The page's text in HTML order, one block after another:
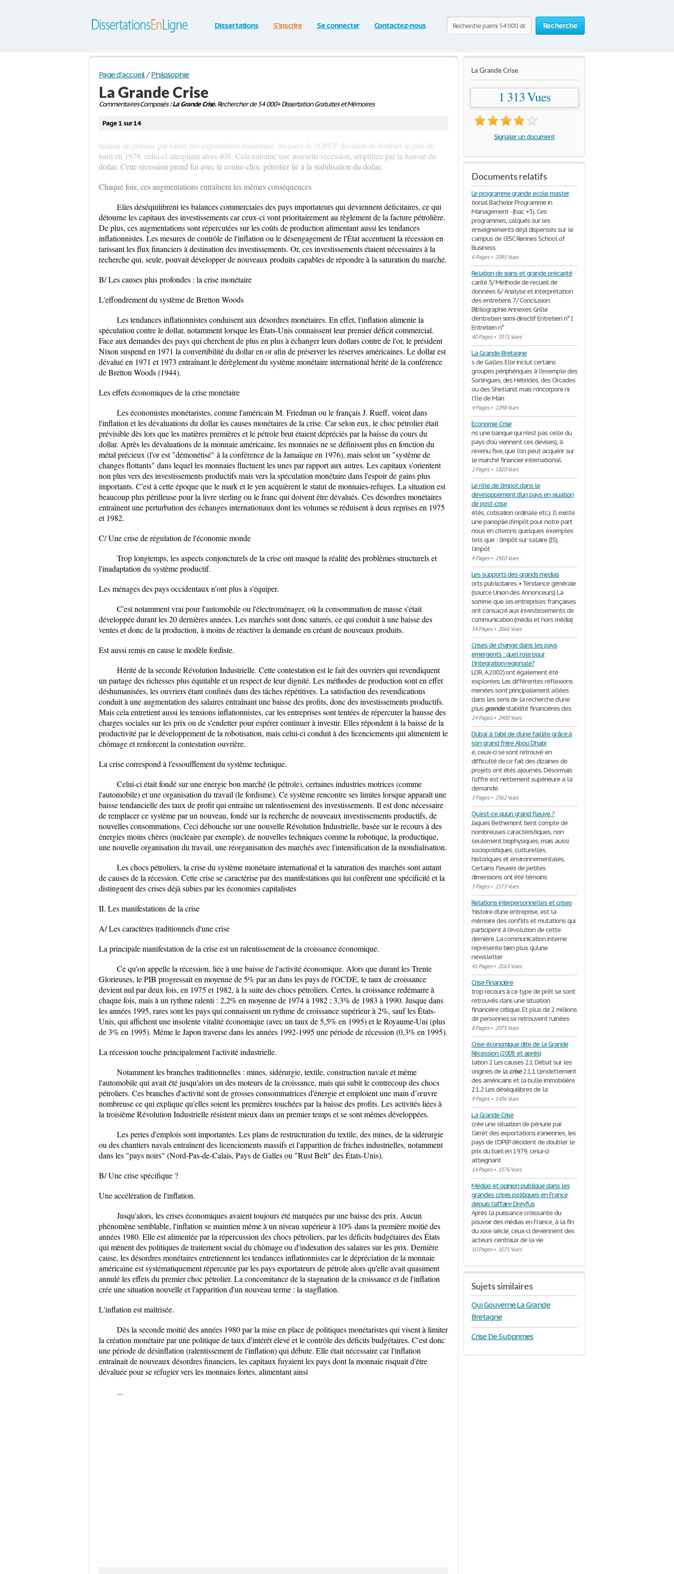
Recherche
Dissertations S'inscrire Se connecter Contactez-nous
Page d'accueil / Philosophie
La Grande Crise
Commentaires Composés: La Grande Crise.Rechercher de 54 000+ Dissertation Gratuites et Mémoires
Page 1 sur 14
tuation de pénurie par l'arrêt des exportations iraniennes, les pays de l'OPEP décident de doubler le prix du
baril en 1979, celui-ci atteignant alors 40$. Cela entraîne une nouvelle récession, amplifiée par la hausse du
dollar. Cette récession prend fin avec le contre-choc pétrolier lié à la stabilisation du dollar.
Chaque fois, ces augmentations entraînent les mêmes conséquences
Elles déséquilibrent les balances commerciales des pays importateurs qui deviennent déficitaires, ce qui
détourne les capitaux des investissements car ceux-ci vont prioritairement au règlement de la facture pétrolière.
De plus, ces augmentations sont répercutées sur les coûts de production alimentant aussi les tendances
inflationnistes. Les mesures de contrôle de l'inflation ou le désengagement de l'État accentuent la récession en
tarissant les flux financiers à destination des investissements. Or, ces investissements étaient nécessaires à la
recherche qui, seule, pouvait développer de nouveaux produits capables de répondre à la saturation du marché.
B/ Les causes plus profondes : la crise monétaire
L'effondrement du système de Bretton Woods
Les tendances inflationnistes conduisent aux désordres monétaires. En effet, l'inflation alimente la
spéculation contre le dollar, notamment lorsque les États-Unis connaissent leur premier déficit commercial.
Face aux demandes des pays qui cherchent de plus en plus à échanger leurs dollars contre de l'or, le président
Nixon suspend en 1971 la convertibilité du dollar en or afin de préserver les réserves américaines. Le dollar est
dévalué en 1971 et 1973 entraînant le dérèglement du système monétaire international hérité de la conférence
de Bretton Woods (1944).
Les effets économiques de la crise monétaire
Les économistes monétaristes, comme l'américain M. Friedman ou le français J. Rueff, voient dans
l'inflation et les dévaluations du dollar les causes monétaires de la crise. Car selon eux, le choc pétrolier était
prévisible dès lors que les matières premières et le pétrole brut étaient dépréciés par la baisse du cours du
dollar. Après les dévaluations de la monnaie américaine, les monnaies ne se définissent plus en fonction du
métal précieux (l'or est "démonétisé" à la conférence de la Jamaïque en 1976), mais selon un "système de
changes flottants" dans lequel les monnaies fluctuent les unes par rapport aux autres. Les capitaux s'orientent
non plus vers des investissements productifs mais vers la spéculation monétaire dans l'espoir de gains plus
importants. C'est à cette époque que le mark et le yen acquièrent le statut de monnaies-refuges. La situation est
beaucoup plus périlleuse pour la livre sterling ou le franc qui doivent être dévalués. Ces désordres monétaires
entraînent une perturbation des échanges internationaux dont les volumes se réduisent à deux reprises en 1975
et 1982.
C/ Une crise de régulation de l'économie monde
Trop longtemps, les aspects conjoncturels de la crise ont masqué la réalité des problèmes structurels et
l'inadaptation du système productif.
Les ménages des pays occidentaux n'ont plus à s'équiper.
C'est notamment vrai pour l'automobile ou l'électroménager, où la consommation de masse s'était
développée durant les 20 dernières années. Les marchés sont donc saturés, ce qui conduit à une baisse des
ventes et donc de la production, à moins de réactiver la demande en créant de nouveaux produits.
Est aussi remis en cause le modèle fordiste.
Hérité de la seconde Révolution Industrielle. Cette contestation est le fait des ouvriers qui revendiquent
un partage des richesses plus équitable et un respect de leur dignité. Les méthodes de production sont en effet
déshumanisées, les ouvriers étant confinés dans des tâches répétitives. La satisfaction des revendications
conduit à une augmentation des salaires entraînant une baisse des profits, donc des investissements productifs.
Mais cela entretient aussi les tensions inflationnistes, car les entreprises sont tentées de répercuter la hausse des
charges sociales sur les prix ou de s'endetter pour espérer continuer à investir. Elles répondent à la baisse de la
productivité par le développement de la robotisation, mais celui-ci conduit à des licenciements qui alimentent le
chômage et renforcent la contestation ouvrière.
La crise correspond à l'essoufflement du système technique.
Celui-ci était fondé sur une énergie bon marché (le pétrole), certaines industries motrices (comme
l'automobile) et une organisation du travail (le fordisme). Ce système rencontre ses limites lorsque apparaît une
baisse tendancielle des taux de profit qui entraîne un ralentissement des investissements. Il est donc nécessaire
de remplacer ce système par un nouveau, fondé sur la recherche de nouveaux investissements productifs, de
nouvelles consommations. Ceci débouche sur une nouvelle Révolution Industrielle, basée sur le recours à des
énergies moins chères (nucléaire par exemple), de nouvelles techniques comme la robotique, la productique,
une nouvelle organisation du travail, une réorganisation des marchés avec l'intensification de la mondialisation.
Les chocs pétroliers, la crise du système monétaire international et la saturation des marchés sont autant
de causes de la récession. Cette crise se caractérise par des manifestations qui lui confèrent une spécificité et la
distinguent des crises déjà subies par les économies capitalistes
II. Les manifestations de la crise
A/ Les caractères traditionnels d'une crise
La principale manifestation de la crise est un ralentissement de la croissance économique.
Ce qu'on appelle la récession, liée à une baisse de l'activité économique. Alors que durant les Trente
Glorieuses, le PIB progressait en moyenne de 5% par an dans les pays de l'OCDE, le taux de croissance
devient nul par deux fois, en 1975 et 1982, à la suite des chocs pétroliers. Certes, la croissance redémarre à
chaque fois, mais à un rythme ralenti : 2,2% en moyenne de 1974 à 1982 ; 3,3% de 1983 à 1990. Jusque dans
les années 1995, rares sont les pays qui connaissent un rythme de croissance supérieur à 2%, sauf les États-
Unis, qui affichent une insolente vitalité économique (avec un taux de 5,5% en 1995) et le Royaume-Uni (plus
de 3% en 1995). Même le Japon traverse dans les années 1992-1995 une période de récession (0,3% en 1995).
La récession touche principalement l'activité industrielle.
Notamment les branches traditionnelles : mines, sidérurgie, textile, construction navale et même
l'automobile qui avait été jusqu'alors un des moteurs de la croissance, mais qui subit le contrecoup des chocs
pétroliers. Ces branches d'activité sont de grosses consommatrices d'énergie et emploient une main d’œuvre
nombreuse ce qui explique qu'elles soient les premières touchées par la baisse des profits. Les activités liées à
la troisième Révolution Industrielle résistent mieux dans un premier temps et se sont mêmes développées.
Les pertes d'emplois sont importantes. Les plans de restructuration du textile, des mines, de la sidérurgie
ou des chantiers navals entraînent des licenciements massifs et l'apparition de friches industrielles, notamment
dans les "pays noirs" (Nord-Pas-de-Calais, Pays de Galles ou "Rust Belt" des États-Unis).
B/ Une crise spécifique ?
Une accélération de l'inflation.
Jusqu'alors, les crises économiques avaient toujours été marquées par une baisse des prix. Aucun
phénomène semblable, l'inflation se maintien même à un niveau supérieur à 10% dans la première moitié des
années 1980. Elle est alimentée par la répercussion des chocs pétroliers, par les déficits budgétaires des États
qui mènent des politiques de traitement social du chômage ou d'indexation des salaires sur les prix. Dernière
cause, les désordres monétaires entretiennent les tendances inflationnistes car le dépréciation de la monnaie
américaine est systématiquement répercutée par les pays exportateurs de pétrole alors qu'elle avait quasiment
annulé les effets du premier choc pétrolier. La concomitance de la stagnation de la croissance et de l'inflation
crée une situation nouvelle et l'apparition d'un nouveau terme : la stagflation.
L'inflation est maîtrisée.
Dès la seconde moitié des années 1980 par la mise en place de politiques monétaristes qui visent à limiter
la création monétaire par une politique de taux d'intérêt élevé et le contrôle des déficits budgétaires. C'est donc
une période de désinflation (ralentissement de l'inflation) qui débute. Elle était nécessaire car l'inflation
entraînait de nouveaux désordres financiers, les capitaux fuyaient les pays dont la monnaie risquait d'être
dévaluée pour se réfugier vers les monnaies fortes, alimentant ainsi
...
La Grande Crise
1 313 Vues
Signaler un document
Documents relatifs
Le programme grande ecole master
tional Bachelor Programme in
Management - (bac +3). Ces
programmes, calqués sur les
enseignements déjà dispensés sur le
campus de l’ESC Rennes School of
Business
6 Pages• 2095 Vues
Relation de soins et grande précarité
carité 5/ Méthode de recueil de
données 6/ Analyse et interprétation
des entretiens 7/ Conclusion
Bibliographie Annexes Grille
d'entretien semi-directif Entretien n° I
Entretien n°
40 Pages• 3371 Vues
La Grande-Bretagne
s de Galles. Elle inclut certains
groupes périphériques à l'exemple des
Sorlingues, des Hébrides, des Orcades
ou des Shetland, mais n'incorpore ni
l'île de Man
4 Pages• 2298 Vues
Economie Crise
ns une banque qui n'est pas celle du
pays d'où viennent ces devises), à
revenu fixe, que l'on peut acquérir sur
le marché financier international.
2 Pages• 1820 Vues
Le rôle de l'impot dans le
developpement d'un pays en siuation
de post-crise
étés, cotisation ordinale etc.). Il existe
une panoplie d’impôt pour notre part
nous en citerons quelques exemples
tels que : l’impôt sur salaire (IS),
l’impôt
4 Pages• 2910 Vues
Les supports des grands medias
orts publicitaires. ▪ Tendance générale
(source Union des Annonceurs) La
somme que les entreprises françaises
ont consacré aux investissements de
communication (média et hors média)
34 Pages• 2066 Vues
Crises de change dans les pays
emergents : quel role pour
l'integration regionale?
LOR, A.2002) ont également été
explorées. Les différentes réflexions
menées sont principalement allées
dans les sens de la recherche d’une
plus grandestabilité financières des
24 Pages• 2400 Vues
Dubaï à l'abri de d'une faillite grâce à
son grand frère Abou Dhabi
e, ceux-ci se sont retrouvé en
difficulté de ce fait des dizaines de
projets ont étés ajournés. Désormais
l’offre est nettement supérieure a la
demande.
3 Pages• 2562 Vues
Qu’est-ce qu’un grand fleuve ?
Jaques Bethemont tient compte de
nombreuses caractéristiques, non
seulement biophysiques, mais aussi
sociopolitiques, culturelles,
historiques et environnementales.
Certains fleuves de petites
dimensions ont été témoins
3 Pages• 2173 Vues
Relations interpersonnelles et crises
'histoire d'une entreprise, est la
mémoire des conflits et mutations qui
participent à l'évolution de cette
dernière. La communication interne
représente bien plus qu'une
newsletter
41 Pages• 2163 Vues
Crise Financière
trop recours à ce type de prêt se sont
retrouvés dans une situation
financière critique. Et plus de 2 millions
de personnes se retrouvent ruinées
8 Pages• 2075 Vues
Crise économique dite de la Grande
Récession (2008 et après)
lation 2 Les causes 2.1 Débat sur les
origines de la crise2.1.1 L'endettement
des américains et la bulle immobilière
2.1.2 Les déséquilibres de la
9 Pages• 1436 Vues
La Grande Crise
crée une situation de pénurie par
l'arrêt des exportations iraniennes, les
pays de l'OPEP décident de doubler le
prix du baril en 1979, celui-ci
atteignant
14 Pages• 1376 Vues
Médias et opinion publique dans les
grandes crises politiques en France
depuis l’affaire Dreyfus
Après la puissance croissante du
pouvoir des médias en France, à la fin
du xixe siècle, ceux-ci deviennent des
acteurs centraux de la vie
10 Pages• 1071 Vues
Sujets similaires
Qui Gouverne La Grande
Bretagne
Crise De Subprimes